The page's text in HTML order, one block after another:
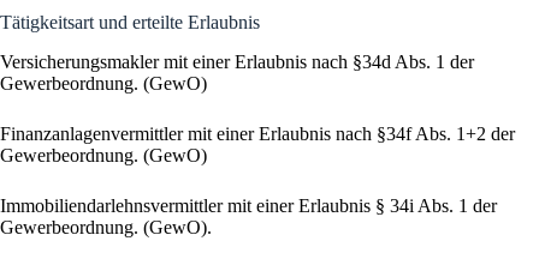
Tätigkeitsart und erteilte Erlaubnis
Versicherungsmakler mit einer Erlaubnis nach §34d Abs. 1 der
Gewerbeordnung. (GewO)
Finanzanlagenvermittler mit einer Erlaubnis nach §34f Abs. 1+2 der
Gewerbeordnung. (GewO)
Immobiliendarlehnsvermittler mit einer Erlaubnis § 34i Abs. 1 der
Gewerbeordnung. (GewO).